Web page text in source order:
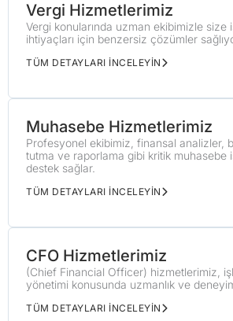
Vergi Hizmetlerimiz
Vergi konularında uzman ekibimizle size
ihtiyaçları için benzersiz çözümler
TÜM DETAYLARI İNCELEYİN
Muhasebe Hizmetlerimiz
Profesyonel ekibimiz, finansal analizler,
tutma ve raporlama gibi kritik muhasebe
destek sağlar.
TÜM DETAYLARI İNCELEYİN
CFO Hizmetlerimiz
(Chief Financial Officer) hizmetlerimiz,
yönetimi konusunda uzmanlık ve
TÜM DETAYLARI İNCELEYİN